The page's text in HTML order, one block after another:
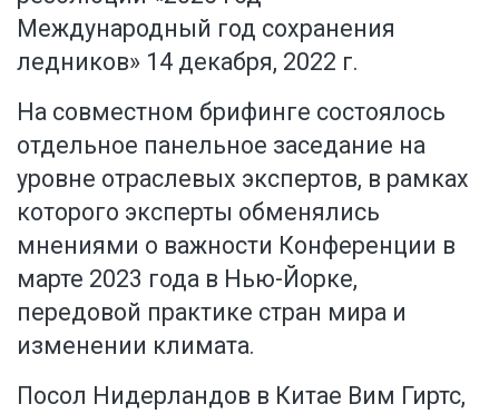
Международный год сохранения
ледников» 14 декабря, 2022 г.
На совместном брифинге состоялось
отдельное панельное заседание на
уровне отраслевых экспертов, в рамках
которого эксперты обменялись
мнениями о важности Конференции в
марте 2023 года в Нью-Йорке,
передовой практике стран мира и
изменении климата.
Посол Нидерландов в Китае Вим Гиртс,